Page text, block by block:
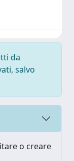
da
salvo
o creare